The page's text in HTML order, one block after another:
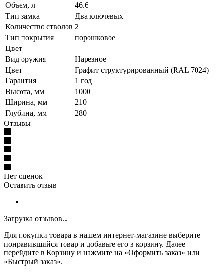
Объем, л
46.6
Тип замка
Два ключевых
Количество стволов 2
Тип покрытия
порошковое
Цвет
Вид оружия
Нарезное
Цвет
Графит структурированный (RAL 7024)
Гарантия
1 год
Высота, мм
1000
Ширина, мм
210
Глубина, мм
280
Отзывы
Нет оценок
Оставить отзыв
Загрузка отзывов...
Для покупки товара в нашем интернет-магазине выберите
понравившийся товар и добавьте его в корзину. Далее
перейдите в Корзину и нажмите на «Оформить заказ» или
«Быстрый заказ».